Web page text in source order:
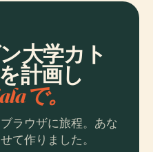
大学カト
計画し
で。
ラウザに旅程。あな
て作りました。